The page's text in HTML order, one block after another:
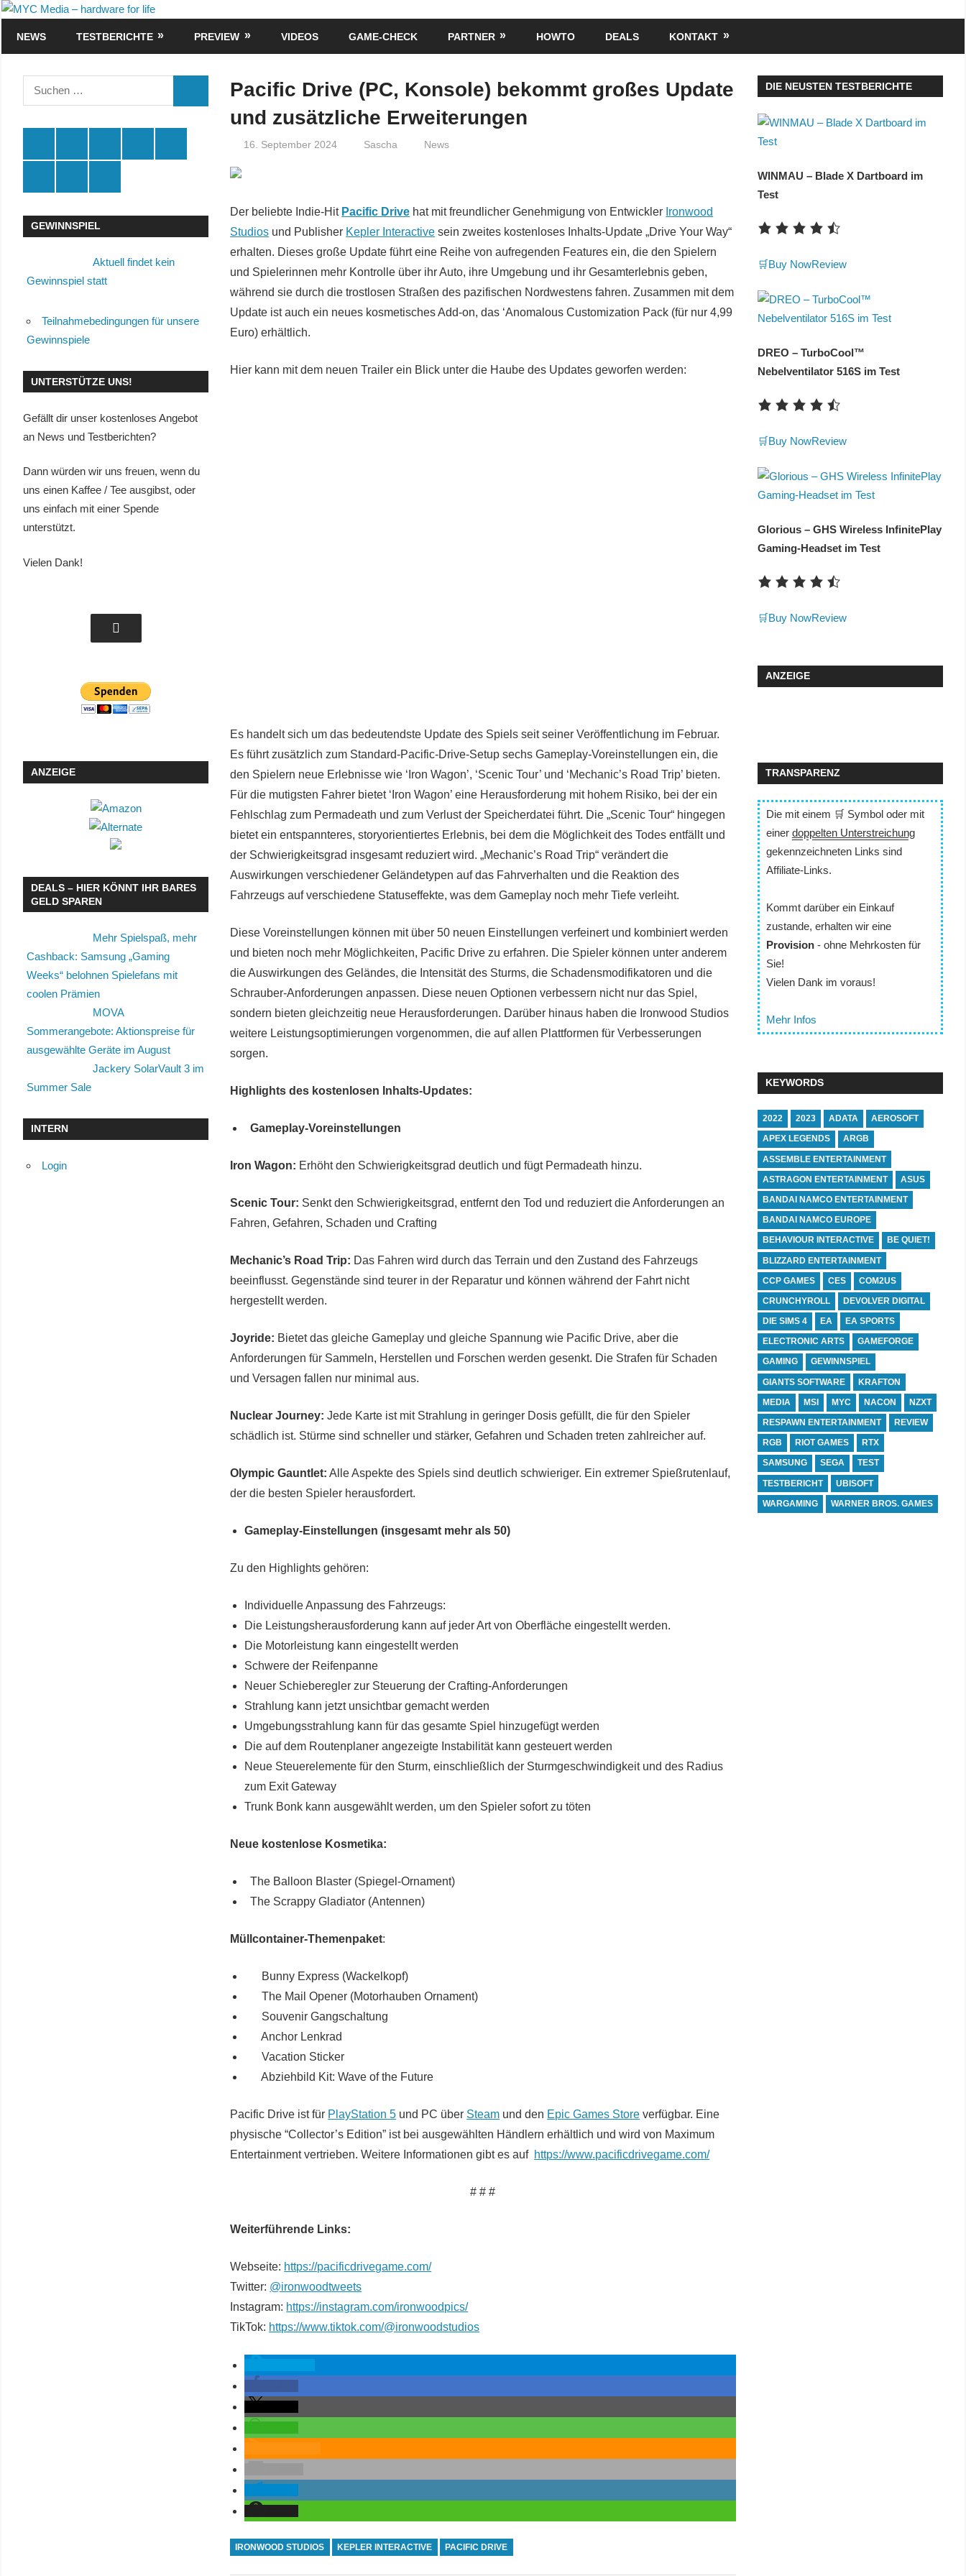
Zum
MYC
Media
–
hardware
NEWS TESTBERICHTE PREVIEW VIDEOS GAME-CHECK PARTNER HOWTO DEALS KONTAKT
Pacific Drive (PC, Konsole) bekommt großes Update
und zusätzliche Erweiterungen
16. September 2024 Sascha News
Der beliebte Indie-Hit Pacific Drive hat mit freundlicher Genehmigung von Entwickler Ironwood
Studios und Publisher Kepler Interactive sein zweites kostenloses Inhalts-Update „Drive Your Way“
erhalten. Dieses große Update führt eine Reihe von aufregenden Features ein, die den Spielern
und Spielerinnen mehr Kontrolle über ihr Auto, ihre Umgebung und ihr Gesamterlebnis geben,
während sie durch die trostlosen Straßen des pazifischen Nordwestens fahren. Zusammen mit dem
Update ist auch ein neues kosmetisches Add-on, das ‘Anomalous Customization Pack (für nur 4,99
Euro) erhältlich.
Hier kann mit dem neuen Trailer ein Blick unter die Haube des Updates geworfen werden:
Es handelt sich um das bedeutendste Update des Spiels seit seiner Veröffentlichung im Februar.
Es führt zusätzlich zum Standard-Pacific-Drive-Setup sechs Gameplay-Voreinstellungen ein, die
den Spielern neue Erlebnisse wie ‘Iron Wagon’, ‘Scenic Tour’ und ‘Mechanic’s Road Trip’ bieten.
Für die mutigsten Fahrer bietet ‘Iron Wagon’ eine Herausforderung mit hohem Risiko, bei der ein
Fehlschlag zum Permadeath und zum Verlust der Speicherdatei führt. Die „Scenic Tour“ hingegen
bietet ein entspannteres, storyorientiertes Erlebnis, bei dem die Möglichkeit des Todes entfällt und
der Schwierigkeitsgrad insgesamt reduziert wird. „Mechanic’s Road Trip“ verändert die
Auswirkungen verschiedener Geländetypen auf das Fahrverhalten und die Reaktion des
Fahrzeugs auf verschiedene Statuseffekte, was dem Gameplay noch mehr Tiefe verleiht.
Diese Voreinstellungen können mit über 50 neuen Einstellungen verfeinert und kombiniert werden
und bieten noch mehr Möglichkeiten, Pacific Drive zu erfahren. Die Spieler können unter anderem
die Auswirkungen des Geländes, die Intensität des Sturms, die Schadensmodifikatoren und die
Schrauber-Anforderungen anpassen. Diese neuen Optionen verbessern nicht nur das Spiel,
sondern bieten gleichzeitig neue Herausforderungen. Darüber hinaus haben die Ironwood Studios
weitere Leistungsoptimierungen vorgenommen, die auf allen Plattformen für Verbesserungen
sorgen.
Highlights des kostenlosen Inhalts-Updates:
Gameplay-Voreinstellungen
Iron Wagon: Erhöht den Schwierigkeitsgrad deutlich und fügt Permadeath hinzu.
Scenic Tour: Senkt den Schwierigkeitsgrad, entfernt den Tod und reduziert die Anforderungen an
Fahren, Gefahren, Schaden und Crafting
Mechanic’s Road Trip: Das Fahren wird durch das Terrain und den Zustand des Fahrzeugs
beeinflusst. Gegenstände sind teurer in der Reparatur und können während der Fahrt nicht
hergestellt werden.
Joyride: Bietet das gleiche Gameplay und gleiche Spannung wie Pacific Drive, aber die
Anforderungen für Sammeln, Herstellen und Forschen werden gesenkt. Die Strafen für Schaden
und Versagen fallen nur minimal aus.
Nuclear Journey: Jede Karte ist mit Strahlung in geringer Dosis gefüllt, die für den Spieler
schädlich ist. Stürme sind schneller und stärker, Gefahren und Schaden treten zahlreicher auf.
Olympic Gauntlet: Alle Aspekte des Spiels sind deutlich schwieriger. Ein extremer Spießrutenlauf,
der die besten Spieler herausfordert.
Gameplay-Einstellungen (insgesamt mehr als 50)
Zu den Highlights gehören:
Individuelle Anpassung des Fahrzeugs:
Die Leistungsherausforderung kann auf jeder Art von Oberfläche eingestellt werden.
Die Motorleistung kann eingestellt werden
Schwere der Reifenpanne
Neuer Schieberegler zur Steuerung der Crafting-Anforderungen
Strahlung kann jetzt unsichtbar gemacht werden
Umgebungsstrahlung kann für das gesamte Spiel hinzugefügt werden
Die auf dem Routenplaner angezeigte Instabilität kann gesteuert werden
Neue Steuerelemente für den Sturm, einschließlich der Sturmgeschwindigkeit und des Radius
zum Exit Gateway
Trunk Bonk kann ausgewählt werden, um den Spieler sofort zu töten
Neue kostenlose Kosmetika:
The Balloon Blaster (Spiegel-Ornament)
The Scrappy Gladiator (Antennen)
Müllcontainer-Themenpaket:
Bunny Express (Wackelkopf)
The Mail Opener (Motorhauben Ornament)
Souvenir Gangschaltung
Anchor Lenkrad
Vacation Sticker
Abziehbild Kit: Wave of the Future
Pacific Drive ist für PlayStation 5 und PC über Steam und den Epic Games Store verfügbar. Eine
physische “Collector’s Edition” ist bei ausgewählten Händlern erhältlich und wird von Maximum
Entertainment vertrieben. Weitere Informationen gibt es auf https://www.pacificdrivegame.com/
# # #
Weiterführende Links:
Webseite: https://pacificdrivegame.com/
Twitter: @ironwoodtweets
Instagram: https://instagram.com/ironwoodpics/
TikTok: https://www.tiktok.com/@ironwoodstudios
IRONWOOD STUDIOS KEPLER INTERACTIVE PACIFIC DRIVE
Suchen
nach:
GEWINNSPIEL
Aktuell findet kein
Gewinnspiel statt
Teilnahmebedingungen für unsere
Gewinnspiele
UNTERSTÜTZE UNS!
Gefällt dir unser kostenloses Angebot
an News und Testberichten?
Dann würden wir uns freuen, wenn du
uns einen Kaffee / Tee ausgibst, oder
uns einfach mit einer Spende
unterstützt.
Vielen Dank!
ANZEIGE
DEALS – HIER KÖNNT IHR BARES
GELD SPAREN
Mehr Spielspaß, mehr
Cashback: Samsung „Gaming
Weeks“ belohnen Spielefans mit
coolen Prämien
MOVA
Sommerangebote: Aktionspreise für
ausgewählte Geräte im August
Jackery SolarVault 3 im
Summer Sale
INTERN
Login
DIE NEUSTEN TESTBERICHTE
WINMAU – Blade X Dartboard im
Test
🛒Buy NowReview
DREO – TurboCool™
Nebelventilator 516S im Test
🛒Buy NowReview
Glorious – GHS Wireless InfinitePlay
Gaming-Headset im Test
🛒Buy NowReview
ANZEIGE
TRANSPARENZ
Die mit einem 🛒 Symbol oder mit
einer doppelten Unterstreichung
gekennzeichneten Links sind
Affiliate-Links.
Kommt darüber ein Einkauf
zustande, erhalten wir eine
Provision- ohne Mehrkosten für
Sie!
Vielen Dank im voraus!
Mehr Infos
KEYWORDS
2022 2023 ADATA AEROSOFT
APEX LEGENDS ARGB
ASSEMBLE ENTERTAINMENT
ASTRAGON ENTERTAINMENT ASUS
BANDAI NAMCO ENTERTAINMENT
BANDAI NAMCO EUROPE
BEHAVIOUR INTERACTIVE BE QUIET!
BLIZZARD ENTERTAINMENT
CCP GAMES CES COM2US
CRUNCHYROLL DEVOLVER DIGITAL
DIE SIMS 4 EA EA SPORTS
ELECTRONIC ARTS GAMEFORGE
GAMING GEWINNSPIEL
GIANTS SOFTWARE KRAFTON
MEDIA MSI MYC NACON NZXT
RESPAWN ENTERTAINMENT REVIEW
RGB RIOT GAMES RTX
SAMSUNG SEGA TEST
TESTBERICHT UBISOFT
WARGAMING WARNER BROS. GAMES